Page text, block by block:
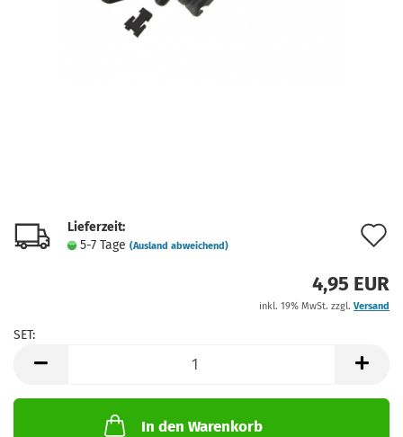
Lieferzeit:
5-7 Tage (Ausland abweichend)
4,95 EUR
inkl. 19% MwSt. zzgl. Versand
SET:
In den Warenkorb